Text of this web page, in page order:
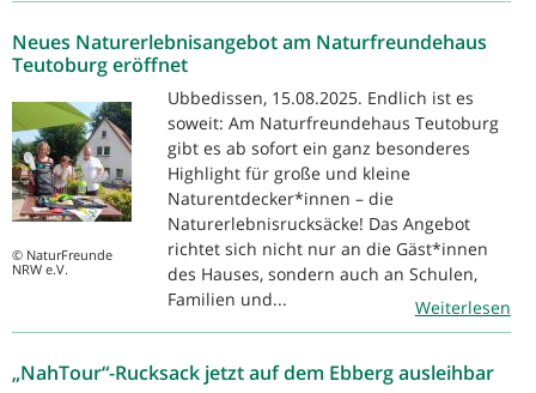
Neues Naturerlebnisangebot am Naturfreundehaus
Teutoburg eröffnet
© NaturFreunde
NRW e.V.
Ubbedissen, 15.08.2025. Endlich ist es
soweit: Am Naturfreundehaus Teutoburg
gibt es ab sofort ein ganz besonderes
Highlight für große und kleine
Naturentdecker*innen – die
Naturerlebnisrucksäcke! Das Angebot
richtet sich nicht nur an die Gäst*innen
des Hauses, sondern auch an Schulen,
Familien und...
Weiterlesen
„NahTour“-Rucksack jetzt auf dem Ebberg ausleihbar